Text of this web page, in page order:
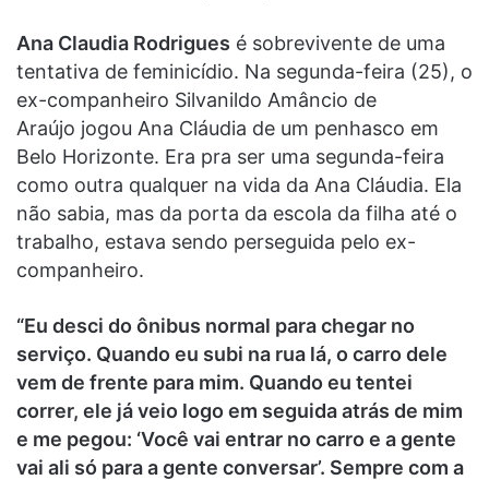
Ana Claudia Rodrigues é sobrevivente de uma
tentativa de feminicídio. Na segunda-feira (25), o
ex-companheiro Silvanildo Amâncio de
Araújo jogou Ana Cláudia de um penhasco em
Belo Horizonte. Era pra ser uma segunda-feira
como outra qualquer na vida da Ana Cláudia. Ela
não sabia, mas da porta da escola da filha até o
trabalho, estava sendo perseguida pelo ex-
companheiro.
“Eu desci do ônibus normal para chegar no
serviço. Quando eu subi na rua lá, o carro dele
vem de frente para mim. Quando eu tentei
correr, ele já veio logo em seguida atrás de mim
e me pegou: ‘Você vai entrar no carro e a gente
vai ali só para a gente conversar’. Sempre com a